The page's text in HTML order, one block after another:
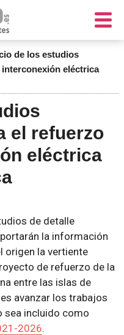
de los estudios
eléctrica
el refuerzo
eléctrica
de detalle
la información
origen la vertiente
de refuerzo de la
entre las islas de
avanzar los trabajos
sea incluido como
2026.